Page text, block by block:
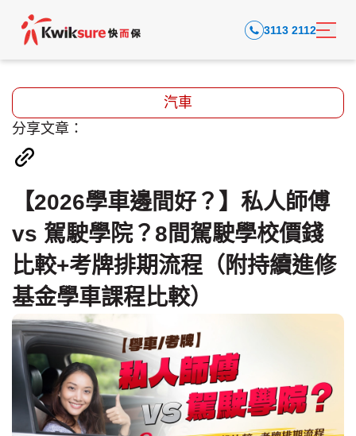
3113 2112
汽車
分享文章：
【2026學車邊間好？】私人師傅
vs 駕駛學院？8間駕駛學校價錢
比較+考牌排期流程（附持續進修
基金學車課程比較）